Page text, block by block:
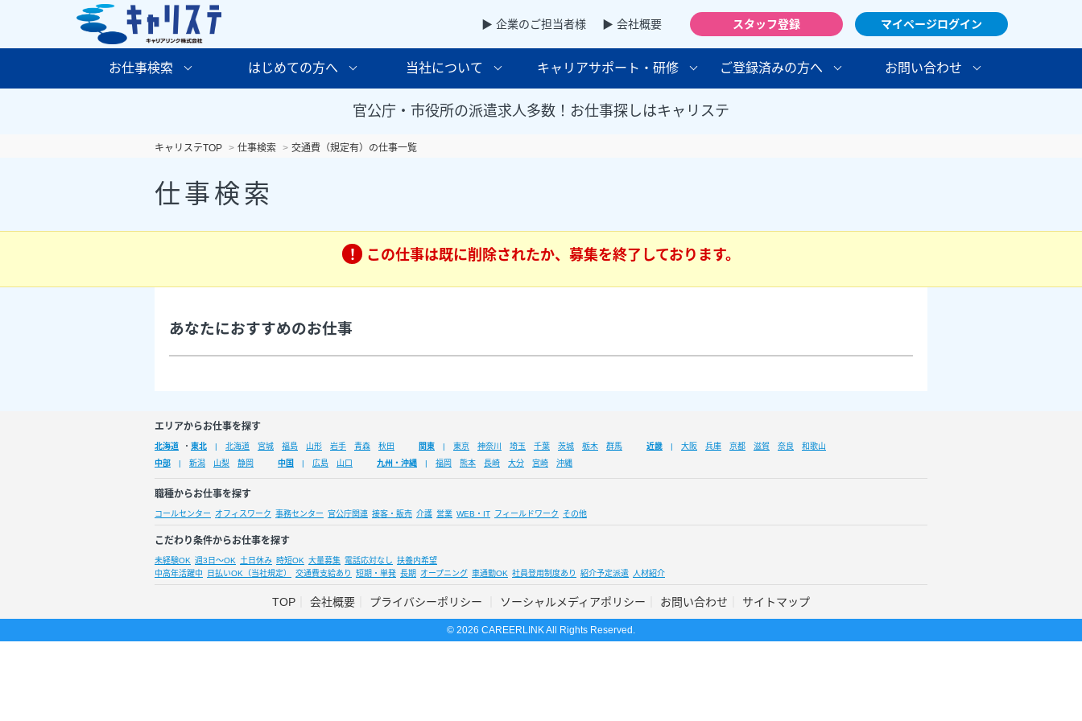
▶ 企業のご担当者様 ▶ 会社概要 スタッフ登録 マイページログイン
お仕事検索 はじめての方へ 当社について キャリアサポート・研修 ご登録済みの方へ お問い合わせ
官公庁・市役所の派遣求人多数！お仕事探しはキャリステ
キャリステTOP 仕事検索 交通費（規定有）の仕事一覧
仕事検索
この仕事は既に削除されたか、募集を終了しております。
あなたにおすすめのお仕事
エリアからお仕事を探す
北海道 ・ 東北 北海道 宮城 福島 山形 岩手 青森 秋田 関東 東京 神奈川 埼玉 千葉 茨城 栃木 群馬 近畿 大阪 兵庫 京都 滋賀 奈良
和歌山
中部
新潟 山梨 静岡 中国 広島 山口 九州・沖縄 福岡 熊本 長崎 大分 宮崎 沖縄
職種からお仕事を探す
コールセンター オフィスワーク 事務センター 官公庁関連 接客・販売 介護 営業 WEB・IT フィールドワーク その他
こだわり条件からお仕事を探す
未経験OK 週3日～OK 土日休み 時短OK 大量募集 電話応対なし 扶養内希望
中高年活躍中
日払いOK（当社規定） 交通費支給あり 短期・単発 長期 オープニング 車通勤OK 社員登用制度あり 紹介予定派遣 人材紹介
TOP 会社概要 プライバシーポリシー ソーシャルメディアポリシー お問い合わせ サイトマップ
© 2026 CAREERLINK All Rights Reserved.